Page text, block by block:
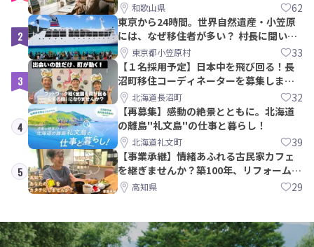
和歌山県 62
2
東京から24時間。世界自然遺産・小笠原
には、なぜ移住者が多い？ 村長に聞いて
みた東京都小笠原村 33
3
【１名採用予定】日本中を飛び回る！長
沼町移住コーディネーターを募集しま
す！北海道長沼町 32
4
【再募集】感動の絶景とともに。北海道
の離島"礼文島"の仕事と暮らし！
北海道礼文町 39
5
【事業承継】情緒あふれる古民家カフェ
を継ぎませんか？築100年、リフォームか
ら約10年！
高知県 29